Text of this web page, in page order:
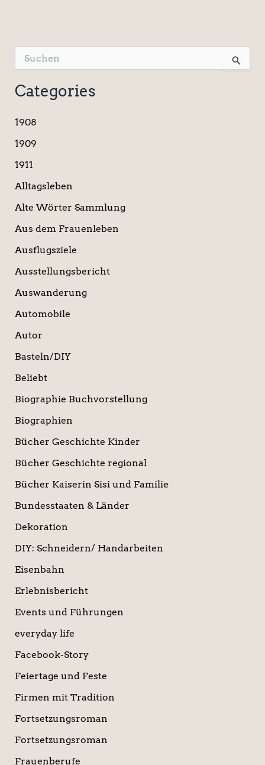
u
c
h
n
a
h
Categories
1908
1909
1911
Alltagsleben
Alte Wörter Sammlung
Aus dem Frauenleben
Ausflugsziele
Ausstellungsbericht
Auswanderung
Automobile
Autor
Basteln/DIY
Beliebt
Biographie Buchvorstellung
Biographien
Bücher Geschichte Kinder
Bücher Geschichte regional
Bücher Kaiserin Sisi und Familie
Bundesstaaten & Länder
Dekoration
DIY: Schneidern/ Handarbeiten
Eisenbahn
Erlebnisbericht
Events und Führungen
everyday life
Facebook-Story
Feiertage und Feste
Firmen mit Tradition
Fortsetzungsroman
Fortsetzungsroman
Frauenberufe